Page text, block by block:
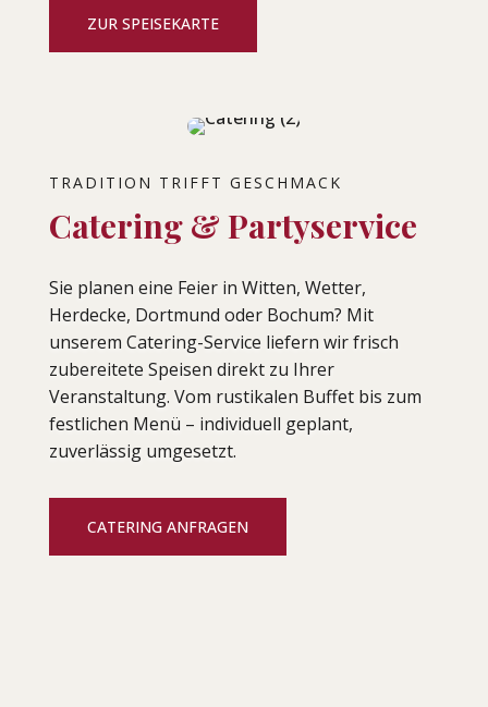
ZUR SPEISEKARTE
TRADITION TRIFFT GESCHMACK
Catering & Partyservice
Sie planen eine Feier in Witten, Wetter,
Herdecke, Dortmund oder Bochum? Mit
unserem Catering-Service liefern wir frisch
zubereitete Speisen direkt zu Ihrer
Veranstaltung. Vom rustikalen Buffet bis zum
festlichen Menü – individuell geplant,
zuverlässig umgesetzt.
CATERING ANFRAGEN